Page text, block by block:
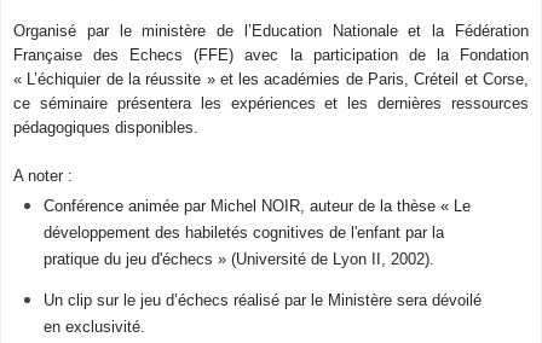
Organisé par le ministère de l’Education Nationale et la Fédération
Française des Echecs (FFE) avec la participation de la Fondation
« L’échiquier de la réussite » et les académies de Paris, Créteil et Corse,
ce séminaire présentera les expériences et les dernières ressources
pédagogiques disponibles.
A noter :
Conférence animée par Michel NOIR, auteur de la thèse « Le
développement des habiletés cognitives de l'enfant par la
pratique du jeu d'échecs » (Université de Lyon II, 2002).
Un clip sur le jeu d’échecs réalisé par le Ministère sera dévoilé
en exclusivité.